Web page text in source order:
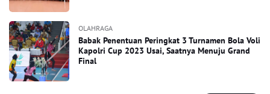
OLAHRAGA
Babak Penentuan Peringkat 3 Turnamen Bola Voli
Kapolri Cup 2023 Usai, Saatnya Menuju Grand
Final